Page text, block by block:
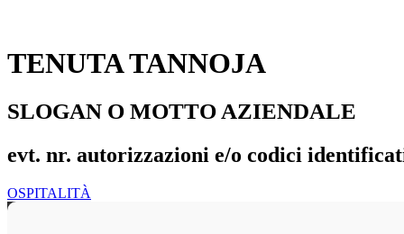
TENUTA TANNOJA
SLOGAN O MOTTO AZIENDALE
evt. nr. autorizzazioni e/o codici
OSPITALITÀ